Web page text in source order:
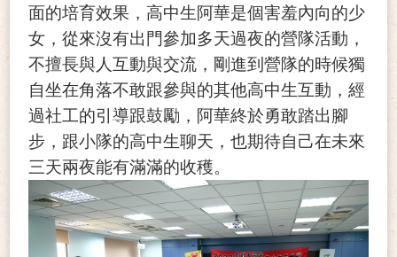
面的培育效果，高中生阿華是個害羞內向的少
女，從來沒有出門參加多天過夜的營隊活動，
不擅長與人互動與交流，剛進到營隊的時候獨
自坐在角落不敢跟參與的其他高中生互動，經
過社工的引導跟鼓勵，阿華終於勇敢踏出腳
步，跟小隊的高中生聊天，也期待自己在未來
三天兩夜能有滿滿的收穫。